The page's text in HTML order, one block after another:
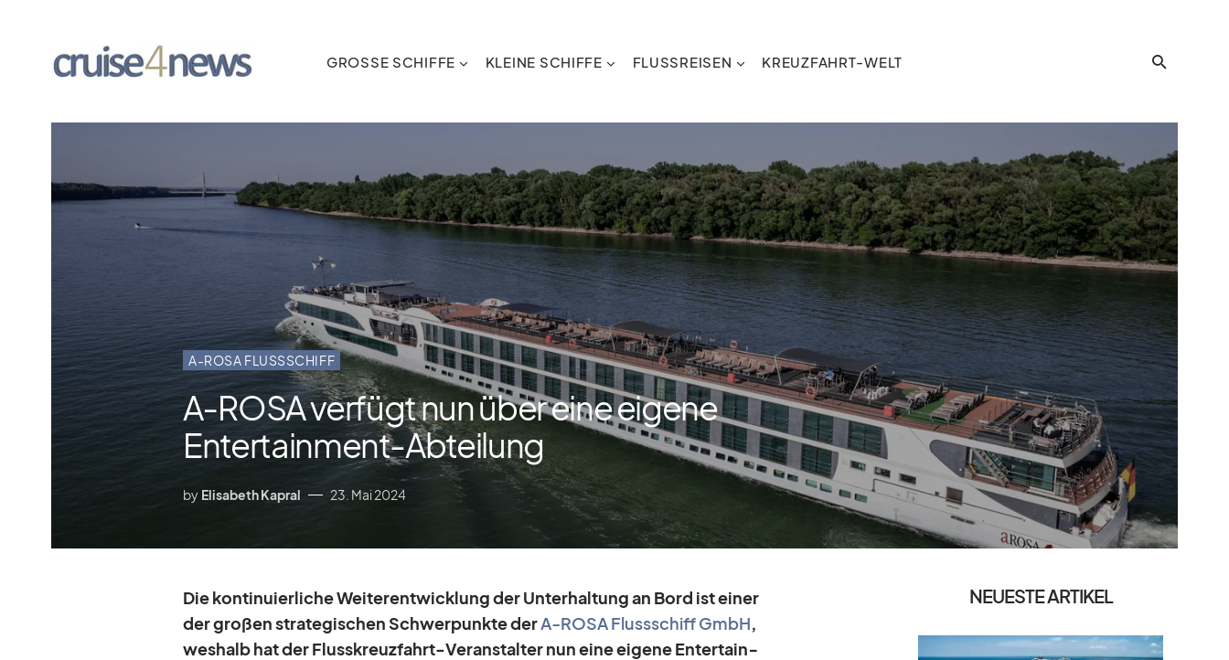
GROSSE SCHIFFE KLEINE SCHIFFE FLUSSREISEN KREUZFAHRT-WELT
A-ROSA FLUSSSCHIFF
A‑ROSA verfügt nun über eine eigene
Entertainment-Abteilung
by Elisabeth Kapral 23. Mai 2024
Die kon­ti­nu­ier­li­che Wei­ter­ent­wick­lung der Un­ter­hal­tung an Bord ist ei­ner
der gro­ßen stra­te­gi­schen Schwer­punkte derA‑ROSA Fluss­schiff GmbH,
wes­halb hat der Fluss­kreuz­fahrt-Ver­an­stal­ter nun eine ei­gene En­ter­tain­
NEUESTE ARTIKEL